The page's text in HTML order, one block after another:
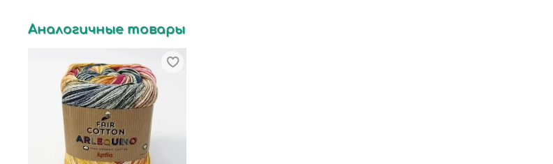
Аналогичные товары